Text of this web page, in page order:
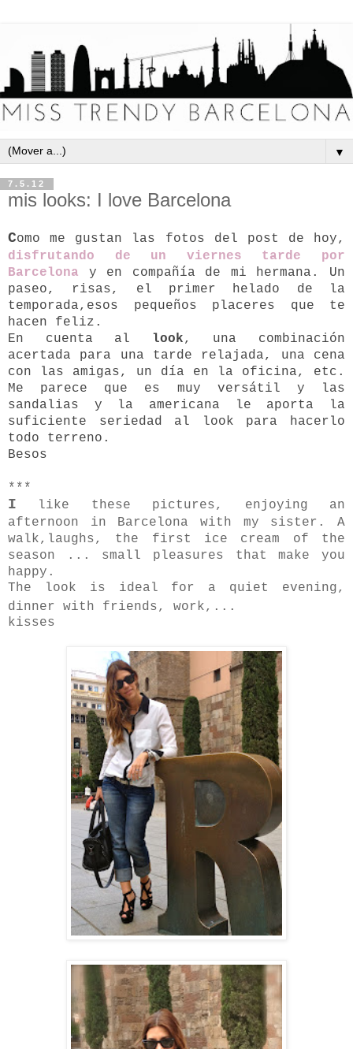
▼
7.5.12
mis looks: I love Barcelona
Como me gustan las fotos del post de hoy,
disfrutando de un viernes tarde por
Barcelona y en compañía de mi hermana. Un
paseo, risas, el primer helado de la
temporada,esos pequeños placeres que te
hacen feliz.
En cuenta al look, una combinación
acertada para una tarde relajada, una cena
con las amigas, un día en la oficina, etc.
Me parece que es muy versátil y las
sandalias y la americana le aporta la
suficiente seriedad al look para hacerlo
todo terreno.
Besos
***
I like these pictures, enjoying an
afternoon in Barcelona with my sister. A
walk,laughs, the first ice cream of the
season ... small pleasures that make you
happy.
The look is ideal for a quiet evening,
dinner with friends, work,...
kisses